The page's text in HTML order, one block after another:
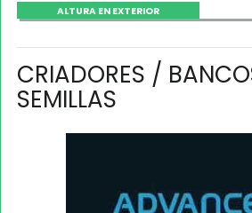
ALTURA EN EXTERIOR
CRIADORES /
SEMILLAS